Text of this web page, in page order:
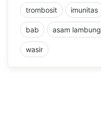
trombosit imunitas
bab asam lambung
wasir